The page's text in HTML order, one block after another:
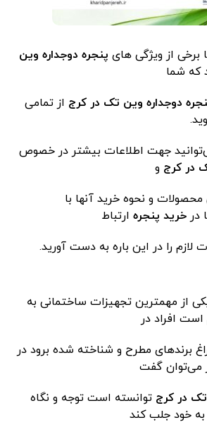
برخی از ویژگی ‌های پنجره دوجداره وین
که شما
دوجداره وین تک در کرج از تمامی
جهت اطلاعات بیشتر در خصوص
در کرج و
و نحوه خرید آنها با
درخرید پنجره ارتباط
لازم را در این باره به دست آورید.
از مهمترین تجهیزات ساختمانی به
افراد در
برندهای مطرح و شناخته شده برود در
می‌توان گفت
تک در کرج توانسته است توجه و نگاه
به خود جلب کند